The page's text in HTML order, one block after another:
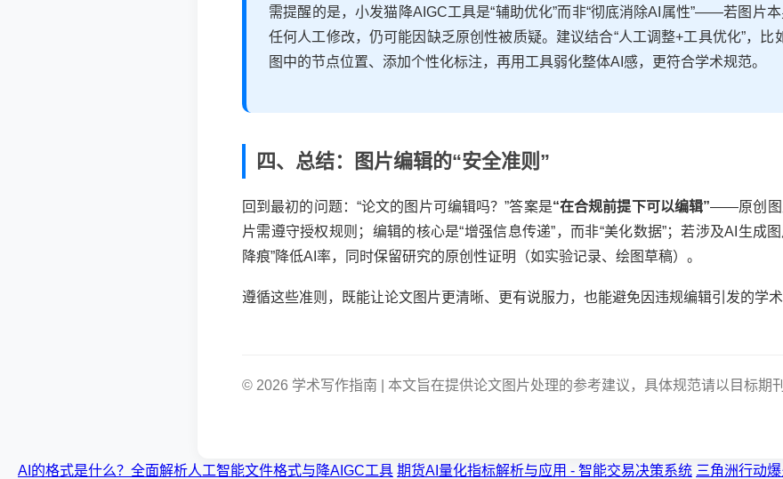
需提醒的是，小发猫降AIGC工具是“辅助优化”而非“彻底消除AI属性”——若图片
任何人工修改，仍可能因缺乏原创性被质疑。建议结合“人工调整+工具优化”，比
图中的节点位置、添加个性化标注，再用工具弱化整体AI感，更符合学术规范。
四、总结：图片编辑的“安全准则”
回到最初的问题：“论文的图片可编辑吗？”答案是“在合规前提下可以编辑”——原创图
片需遵守授权规则；编辑的核心是“增强信息传递”，而非“美化数据”；若涉及AI生成
降痕”降低AI率，同时保留研究的原创性证明（如实验记录、绘图草稿）。
遵循这些准则，既能让论文图片更清晰、更有说服力，也能避免因违规编辑引发的学术
© 2026 学术写作指南 | 本文旨在提供论文图片处理的参考建议，具体规范请以目标期
AI的格式是什么？全面解析人工智能文件格式与降AIGC工具 期货AI量化指标解析与应用 - 智能交易决策系统 三角洲行动